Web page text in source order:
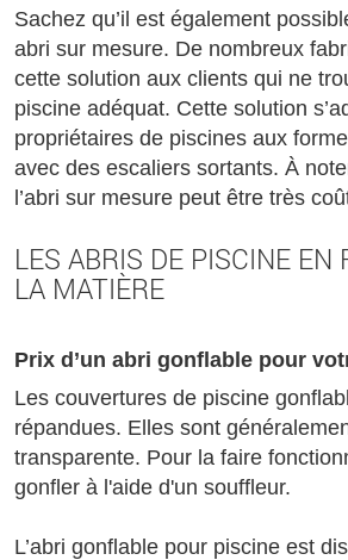
Sachez qu’il est également
abri sur mesure. De nombreux
cette solution aux clients qui ne
piscine adéquat. Cette solution
propriétaires de piscines aux
avec des escaliers sortants. À
l’abri sur mesure peut être très
LES ABRIS DE PISCINE EN
LA MATIÈRE
Prix d’un abri gonflable pour
Les couvertures de piscine
répandues. Elles sont
transparente. Pour la faire
gonfler à l'aide d'un souffleur.
L’abri gonflable pour piscine est